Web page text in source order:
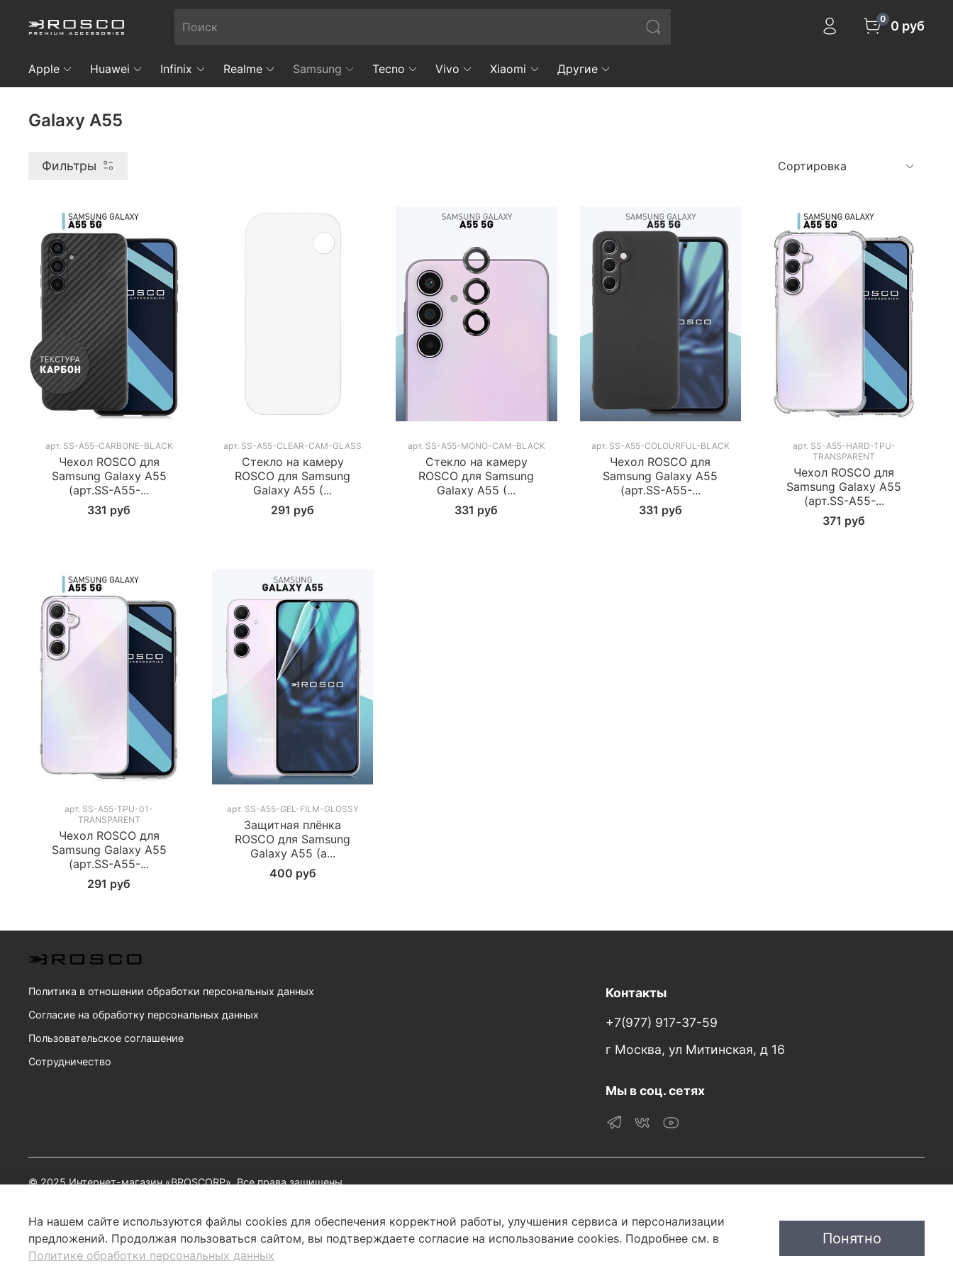
0 0 руб
Apple Huawei Infinix Realme Samsung Tecno Vivo Xiaomi Другие
Galaxy A55
Фильтры
арт. SS-A55-CARBONE-BLACK
Чехол ROSCO для
Samsung Galaxy A55
(арт.SS-A55-...
331 руб
арт. SS-A55-CLEAR-CAM-GLASS
Стекло на камеру
ROSCO для Samsung
Galaxy A55 (...
291 руб
арт. SS-A55-MONO-CAM-BLACK
Стекло на камеру
ROSCO для Samsung
Galaxy A55 (...
331 руб
арт. SS-A55-COLOURFUL-BLACK
Чехол ROSCO для
Samsung Galaxy A55
(арт.SS-A55-...
331 руб
арт. SS-A55-HARD-TPU-
TRANSPARENT
Чехол ROSCO для
Samsung Galaxy A55
(арт.SS-A55-...
371 руб
арт. SS-A55-TPU-01-
TRANSPARENT
Чехол ROSCO для
Samsung Galaxy A55
(арт.SS-A55-...
291 руб
арт. SS-A55-GEL-FILM-GLOSSY
Защитная плёнка
ROSCO для Samsung
Galaxy A55 (а...
400 руб
Политика в отношении обработки персональных данных
Согласие на обработку персональных данных
Пользовательское соглашение
Сотрудничество
Контакты
+7(977) 917-37-59
г Москва, ул Митинская, д 16
Мы в соц. сетях
© 2025 Интернет-магазин «BROSCORP». Все права защищены.
Юр. адрес: 125430, г. Москва, вн. тер. г. Муниципальный округ Митино, ул. Митинская, д. 16, помещ. 1401
E-mail:support@mybrosco.ru
Политика конфиденциальности|Пользовательское соглашение
На нашем сайте используются файлы cookies для обеспечения корректной работы, улучшения сервиса и персонализации
предложений. Продолжая пользоваться сайтом, вы подтверждаете согласие на использование cookies. Подробнее см. в
Политике обработки персональных данных
Понятно